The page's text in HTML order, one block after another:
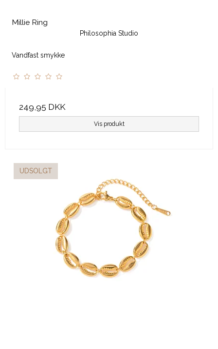
Millie Ring
Philosophia Studio
Vandfast smykke
249,95 DKK
Vis produkt
UDSOLGT